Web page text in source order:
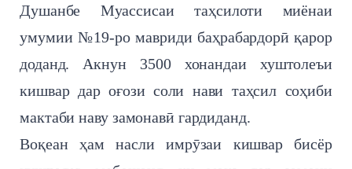
Душанбе Муассисаи таҳсилоти миёнаи
умумии №19-ро мавриди баҳрабардорӣ қарор
доданд. Акнун 3500 хонандаи хуштолеъи
кишвар дар оғози соли нави таҳсил соҳиби
мактаби наву замонавӣ гардиданд.
Воқеан ҳам насли имрӯзаи кишвар бисёр